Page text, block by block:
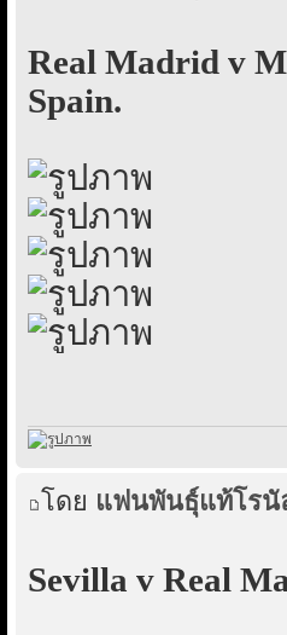
Real Madrid v
Spain.
โดย แฟนพันธุ์แท้โรนั
Sevilla v Real